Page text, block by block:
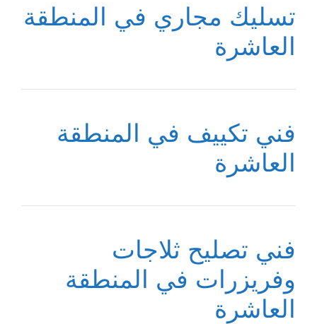
تسليك مجاري في المنطقة
العاشرة
فني تكييف في المنطقة
العاشرة
فني تصليح ثلاجات
وفريزرات في المنطقة
العاشرة